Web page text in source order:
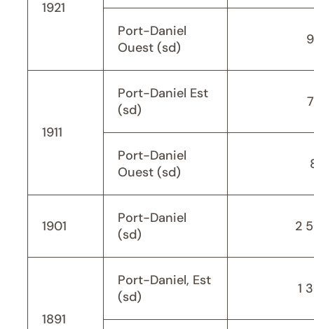
1921
Port-Daniel
Ouest (sd)
1911
Port-Daniel Est
(sd)
Port-Daniel
Ouest (sd)
1901
Port-Daniel
(sd)
2
1891
Port-Daniel, Est
(sd)
1